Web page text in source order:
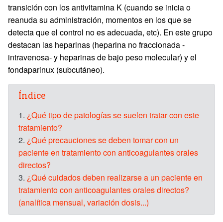
transición con los antivitamina K (cuando se inicia o
reanuda su administración, momentos en los que se
detecta que el control no es adecuada, etc). En este grupo
destacan las heparinas (heparina no fraccionada -
intravenosa- y heparinas de bajo peso molecular) y el
fondaparinux (subcutáneo).
Índice
1. ¿Qué tipo de patologías se suelen tratar con este
tratamiento?
2. ¿Qué precauciones se deben tomar con un
paciente en tratamiento con anticoagulantes orales
directos?
3. ¿Qué cuidados deben realizarse a un paciente en
tratamiento con anticoagulantes orales directos?
(analítica mensual, variación dosis...)